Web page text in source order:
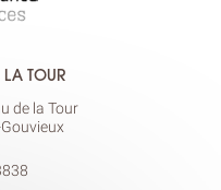
LA TOUR
de la Tour